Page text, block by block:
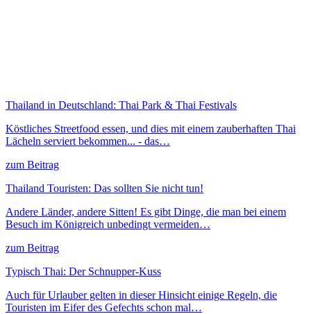
Thailand in Deutschland: Thai Park & Thai Festivals
Köstliches Streetfood essen, und dies mit einem zauberhaften Thai
Lächeln serviert bekommen... - das…
zum Beitrag
Thailand Touristen: Das sollten Sie nicht tun!
Andere Länder, andere Sitten! Es gibt Dinge, die man bei einem
Besuch im Königreich unbedingt vermeiden…
zum Beitrag
Typisch Thai: Der Schnupper-Kuss
Auch für Urlauber gelten in dieser Hinsicht einige Regeln, die
Touristen im Eifer des Gefechts schon mal…